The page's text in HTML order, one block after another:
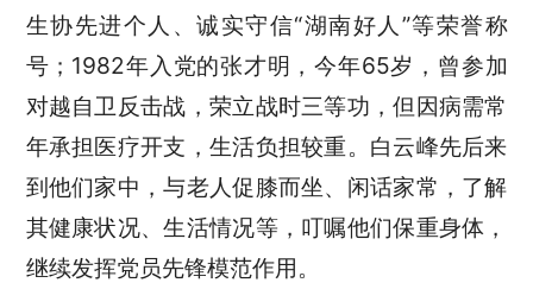
生协先进个人、诚实守信“湖南好人”等荣誉称
号；1982年入党的张才明，今年65岁，曾参加
对越自卫反击战，荣立战时三等功，但因病需常
年承担医疗开支，生活负担较重。白云峰先后来
到他们家中，与老人促膝而坐、闲话家常，了解
其健康状况、生活情况等，叮嘱他们保重身体，
继续发挥党员先锋模范作用。